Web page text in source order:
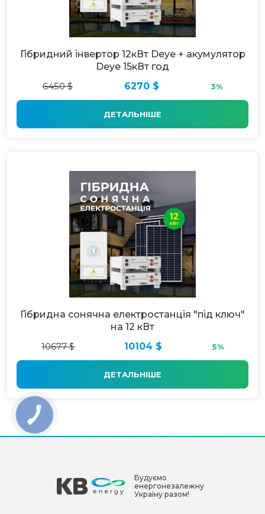
Гібридний інвертор 12кВт Deye + акумулятор
Deye 15кВт год
6450 $
6270 $ 3%
ДЕТАЛЬНІШЕ
Гібридна сонячна електростанція "під ключ"
на 12 кВт
10677 $
10104 $ 5%
ДЕТАЛЬНІШЕ
Будуємо
енергонезалежну
Україну разом!